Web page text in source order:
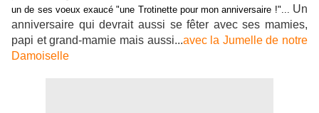
un de ses voeux exaucé "une Trotinette pour mon anniversaire !"... Un
anniversaire qui devrait aussi se fêter avec ses mamies,
papi et grand-mamie mais aussi...avec la Jumelle de notre
Damoiselle